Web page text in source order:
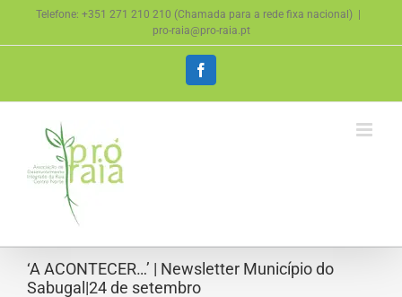
content
Telefone: +351 271 210 210 (Chamada para a rede fixa nacional)
pro-raia@pro-raia.pt
Facebook
‘A ACONTECER…’ | Newsletter Município do
Sabugal|24 de setembro